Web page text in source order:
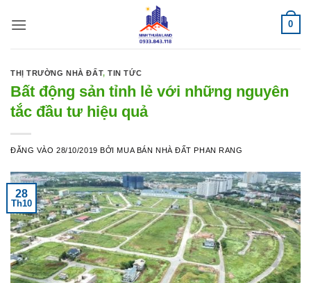
qua
0
THỊ TRƯỜNG NHÀ ĐẤT,TIN TỨC
Bất động sản tỉnh lẻ với những nguyên
tắc đầu tư hiệu quả
ĐĂNG VÀO28/10/2019 BỞI MUA BÁN NHÀ ĐẤT PHAN RANG
28
Th10